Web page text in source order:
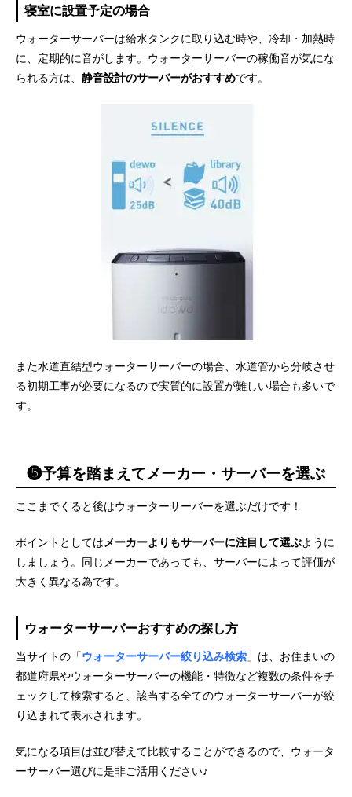
寝室に設置予定の場合
ウォーターサーバーは給水タンクに取り込む時や、冷却・加熱時
に、定期的に音がします。ウォーターサーバーの稼働音が気にな
られる方は、 静音設計のサーバーがおすすめです。
また水道直結型ウォーターサーバーの場合、水道管から分岐させ
る初期工事が必要になるので実質的に設置が難しい場合も多いで
す。
❺予算を踏まえてメーカー・サーバーを選ぶ
ここまでくると後はウォーターサーバーを選ぶだけです！
ポイントとしては メーカーよりもサーバーに注目して選ぶように
しましょう。同じメーカーであっても、サーバーによって評価が
大きく異なる為です。
ウォーターサーバーおすすめの探し方
当サイトの「ウォーターサーバー絞り込み検索 」は、お住まいの
都道府県やウォーターサーバーの機能・特徴など複数の条件をチ
ェックして検索すると、該当する全てのウォーターサーバーが絞
り込まれて表示されます。
気になる項目は並び替えて比較することができるので、ウォータ
ーサーバー選びに是非ご活用ください♪